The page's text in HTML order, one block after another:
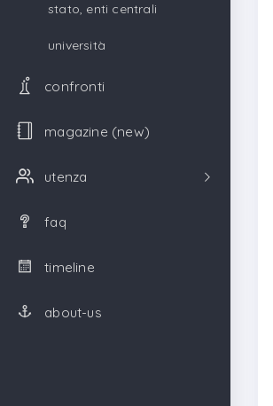
stato, enti centrali
università
confronti
magazine (new)
utenza
faq
timeline
about-us